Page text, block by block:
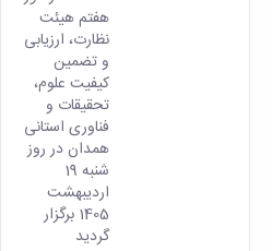
هفتم هیئت
نظارت، ارزیابی
و تضمین
کیفیت علوم،
تحقیقات و
فناوری استانی
همدان در روز
شنبه 19
اردیبهشت
1405 برگزار
گردید